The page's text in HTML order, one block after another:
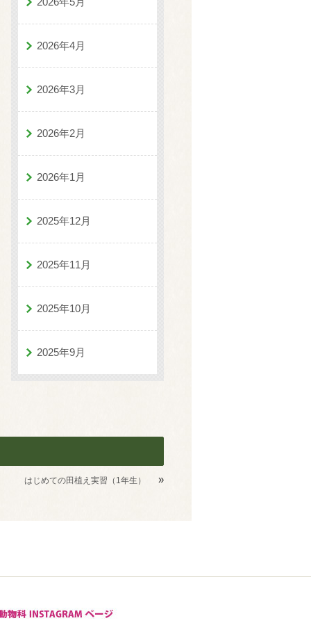
2026年4月
2026年3月
2026年2月
2026年1月
2025年12月
2025年11月
2025年10月
2025年9月
はじめての田植え実習（1年生） »